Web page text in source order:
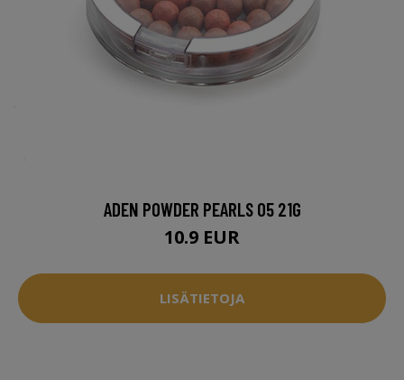
ADEN POWDER PEARLS 05 21G
10.9 EUR
LISÄTIETOJA